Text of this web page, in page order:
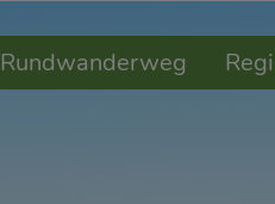
Rundwanderweg